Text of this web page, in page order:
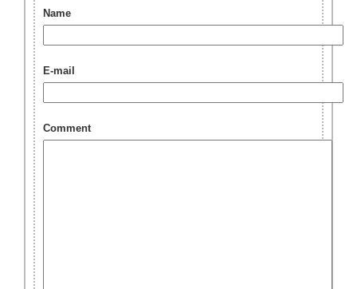
Name
E-mail
Comment